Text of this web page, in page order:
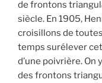
de frontons
siècle. En 1905,
croisillons de
temps surélever
d’une poivrière. On
des frontons